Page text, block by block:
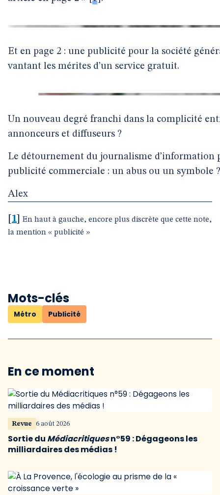
Et en page 2 : une publicité pour la société
vantant les mérites d’un service gratuit.
Un nouveau degré franchi dans la complicité
annonceurs et diffuseurs ?
Le détournement du journalisme d’information
publicité commerciale : un abus ou un symbole ?
Alex
1
En haut à gauche, encore plus discrète que cette note,
la mention « publicité »
Mots-clés
Métro Publicité
En ce moment
Revue 6 août 2026
Sortie du Médiacritiquesn°59 : Dégageons les
milliardaires des médias !